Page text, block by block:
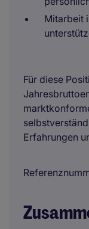
Mitarbeit
Für diese
Erfahrungen